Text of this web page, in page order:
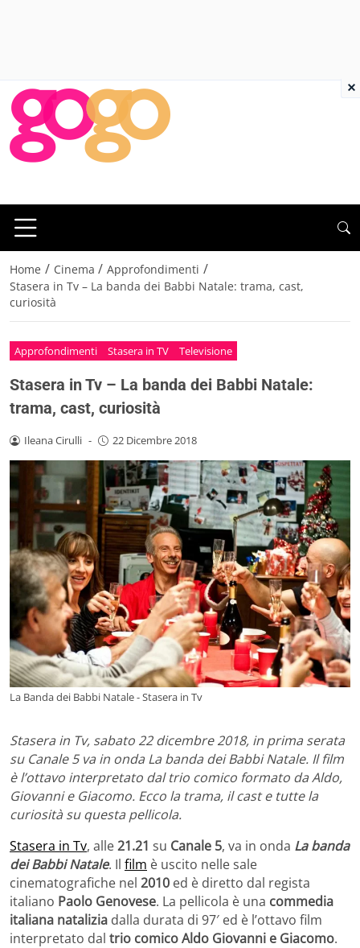
Home / Cinema / Approfondimenti /
Stasera in Tv – La banda dei Babbi Natale: trama, cast,
curiosità
Approfondimenti Stasera in TV Televisione
Stasera in Tv – La banda dei Babbi Natale:
trama, cast, curiosità
Ileana Cirulli - 22 Dicembre 2018
La Banda dei Babbi Natale - Stasera in Tv
Stasera in Tv, sabato 22 dicembre 2018, in prima serata
su Canale 5 va in onda La banda dei Babbi Natale. Il film
è l’ottavo interpretato dal trio comico formato da Aldo,
Giovanni e Giacomo. Ecco la trama, il cast e tutte la
curiosità su questa pellicola.
Stasera in Tv, alle21.21 su Canale 5, va in onda La banda
dei Babbi Natale. Il film è uscito nelle sale
cinematografiche nel 2010 ed è diretto dal regista
italiano Paolo Genovese. La pellicola è una commedia
italiana natalizia dalla durata di 97′ ed è l’ottavo film
interpretato dal trio comico Aldo Giovanni e Giacomo.
×